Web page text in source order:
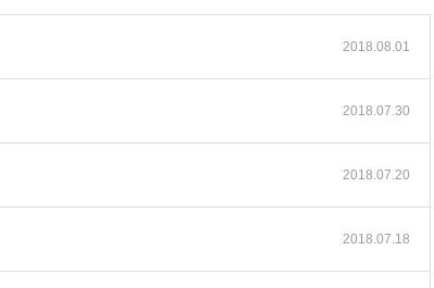
2018.08.01
2018.07.30
2018.07.20
2018.07.18